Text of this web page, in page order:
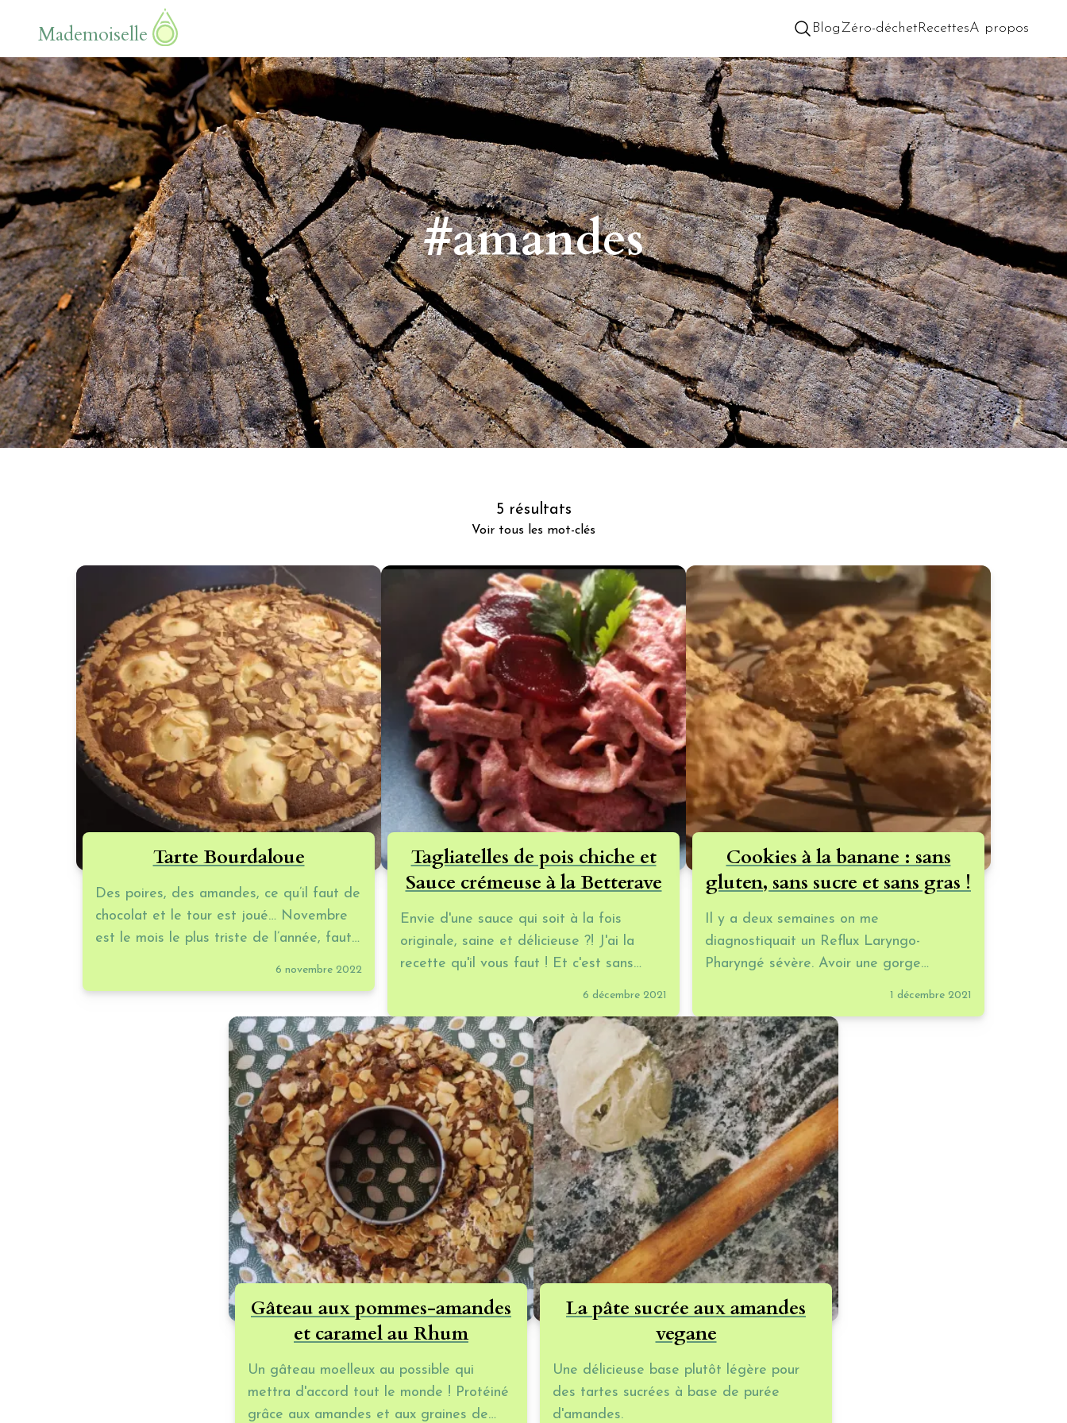
#amandes
white
5 résultats
Voir tous les mot-clés
Tarte Bourdaloue
Des poires, des amandes, ce qu’il faut de
chocolat et le tour est joué… Novembre
est le mois le plus triste de l’année, faut
bien trouver des stratagèmes pour s’en
6 novembre 2022
Tagliatelles de pois chiche et
Sauce crémeuse à la Betterave
Envie d'une sauce qui soit à la fois
originale, saine et délicieuse ?! J'ai la
recette qu'il vous faut ! Et c'est sans
6 décembre 2021
Cookies à la banane : sans
gluten, sans sucre et sans gras !
Il y a deux semaines on me
diagnostiquait un Reflux Laryngo-
Pharyngé sévère. Avoir une gorge
donc décidé pour ces prochaines
semaines de vous embarquer avec moi
dans mon nouveau quotidien alimentaire.
Car oui : le reflux se soigne aussi et
surtout par l'assiette ! Quand on m'a
donné la liste des produits que j'allais
devoir supprimer j'ai d'abord paniqué... (
pas de levure, pas de sucre, pas de
matières grasses, pas d'épice, pas
d'alcool, pas de café, de thé, de tomate,
de vinaigre, de gluten, de produits
laitiers, de protéines animales, de
produits lacto-fermentés...) J'avais deux
choix : soit entrer en dépression, soit me
soigner et le faire avec le sourire. J'ai,
vous commencez à me connaitre,
évidemment opté pour la deuxième
1 décembre 2021
Gâteau aux pommes-amandes
et caramel au Rhum
Un gâteau moelleux au possible qui
mettra d'accord tout le monde ! Protéiné
grâce aux amandes et aux graines de
La pâte sucrée aux amandes
vegane
Une délicieuse base plutôt légère pour
des tartes sucrées à base de purée
d'amandes.
Mademoiselle BlogZéro-déchetRecettesA propos